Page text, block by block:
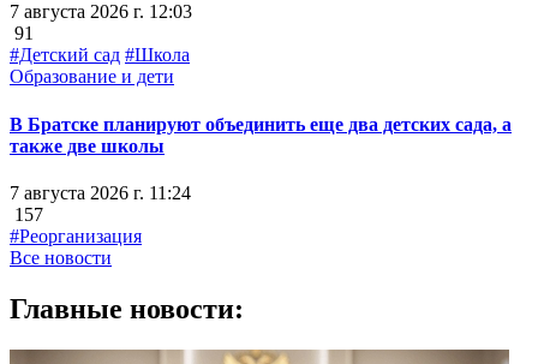
7 августа 2026 г. 12:03
91
#Детский сад #Школа
Образование и дети
В Братске планируют объединить еще два детских сада, а
также две школы
7 августа 2026 г. 11:24
157
#Реорганизация
Все новости
Главные новости: